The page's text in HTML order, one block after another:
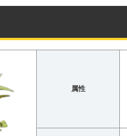
属性